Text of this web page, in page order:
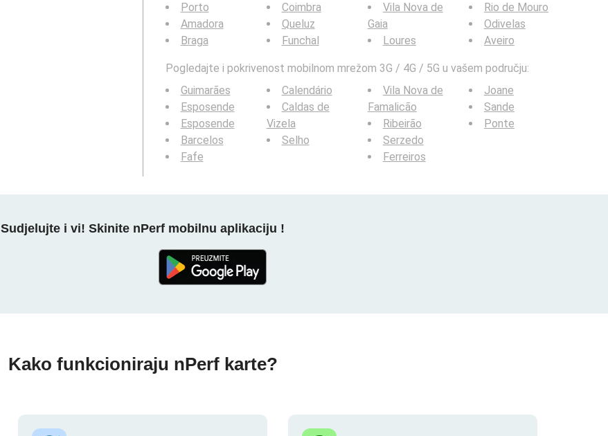
Porto
Amadora
Braga
Coimbra
Queluz
Funchal
Vila Nova de
Gaia
Loures
Rio de Mouro
Odivelas
Aveiro
Pogledajte i pokrivenost mobilnom mrežom 3G / 4G / 5G u vašem području:
Guimarães
Esposende
Esposende
Barcelos
Fafe
Calendário
Caldas de
Vizela
Selho
Vila Nova de
Famalicão
Ribeirão
Serzedo
Ferreiros
Joane
Sande
Ponte
Sudjelujte i vi! Skinite nPerf mobilnu aplikaciju !
Kako funkcioniraju nPerf karte?